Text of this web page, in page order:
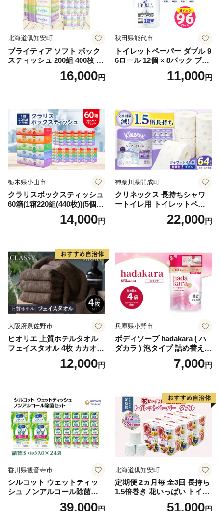
北海道倶知安町
ブライティア ソフト ボック
スティッシュ 200組 400枚 60
箱 日本製 まとめ買い ティッ
シュ リサイクル 長持 防災 常
倶知安町 日用品
16,000円
秋田県能代市
トイレットペーパー ダブル 9
6ロール 12個 × 8パック ブラ
ンカ 再生紙 100％ 芯あり 日
用品 消耗品 無香料 生活用品
11,000円
栃木県小山市
クラリスボックスティッシュ
60箱(1箱220組(440枚))(5個入
り×12セット)【1256759】
14,000円
神奈川県開成町
クリネックス 長持ちシャワ
ートイレ用 トイレットペー
パー（ダブル）64ロール(8ロ
ール×8パック) 開成町 トイレ
蓄 防災 エコ 消耗品 生活雑貨
生活用品 無香料 トイレット
ペーパー ダブル といれっと
ぺーぱー トイレ クレシア ト
イレットペーパー [BDBH002
-1]
22,000円
大阪府泉佐野市
ヒオリエ 上質ホテルタオル
フェイスタオル 4枚 カカオ
【タオル 泉州タオル 吸水 普
段使い 無地 シンプル 日用品
12,000円
兵庫県小野市
ボディソープ hadakara ( ハ
ダカラ ) 泡タイプ 詰め替え 4
40ml×4袋 ボディーソープ 泡
ボディソープ 泡 日用品 消耗
泡石鹸 石鹸 兵庫 兵庫県 小野
7,000円
香川県観音寺市
シルコット ウェットティッ
シュ ノンアルコール除菌詰
替（43枚×3P）×24袋 日用品
39,000円
北海道倶知安町
定期便 2ヵ月毎 全3回 長持ち
1.5倍巻き 花いっぱい トイレ
ットペーパー ダブル 45ｍ 計
51,000円